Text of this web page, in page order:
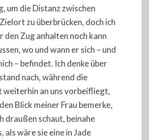
um die Distanz zwischen
zu überbrücken, doch ich
den Zug anhalten noch kann
wo und wann er sich – und
– befindet. Ich denke über
nach, während die
weiterhin an uns vorbeifliegt,
Blick meiner Frau bemerke,
draußen schaut, beinahe
als wäre sie eine in Jade